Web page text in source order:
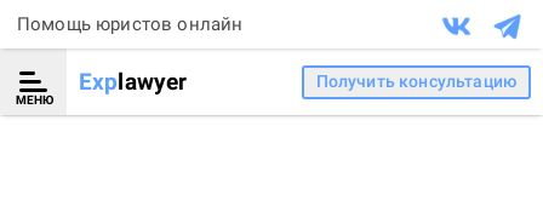
Помощь юристов онлайн
МЕНЮ
Explawyer Получить консультацию